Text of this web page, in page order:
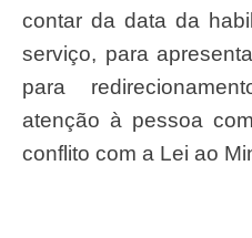
contar da data da
serviço, para
para
atenção à pessoa
conflito com a Lei ao